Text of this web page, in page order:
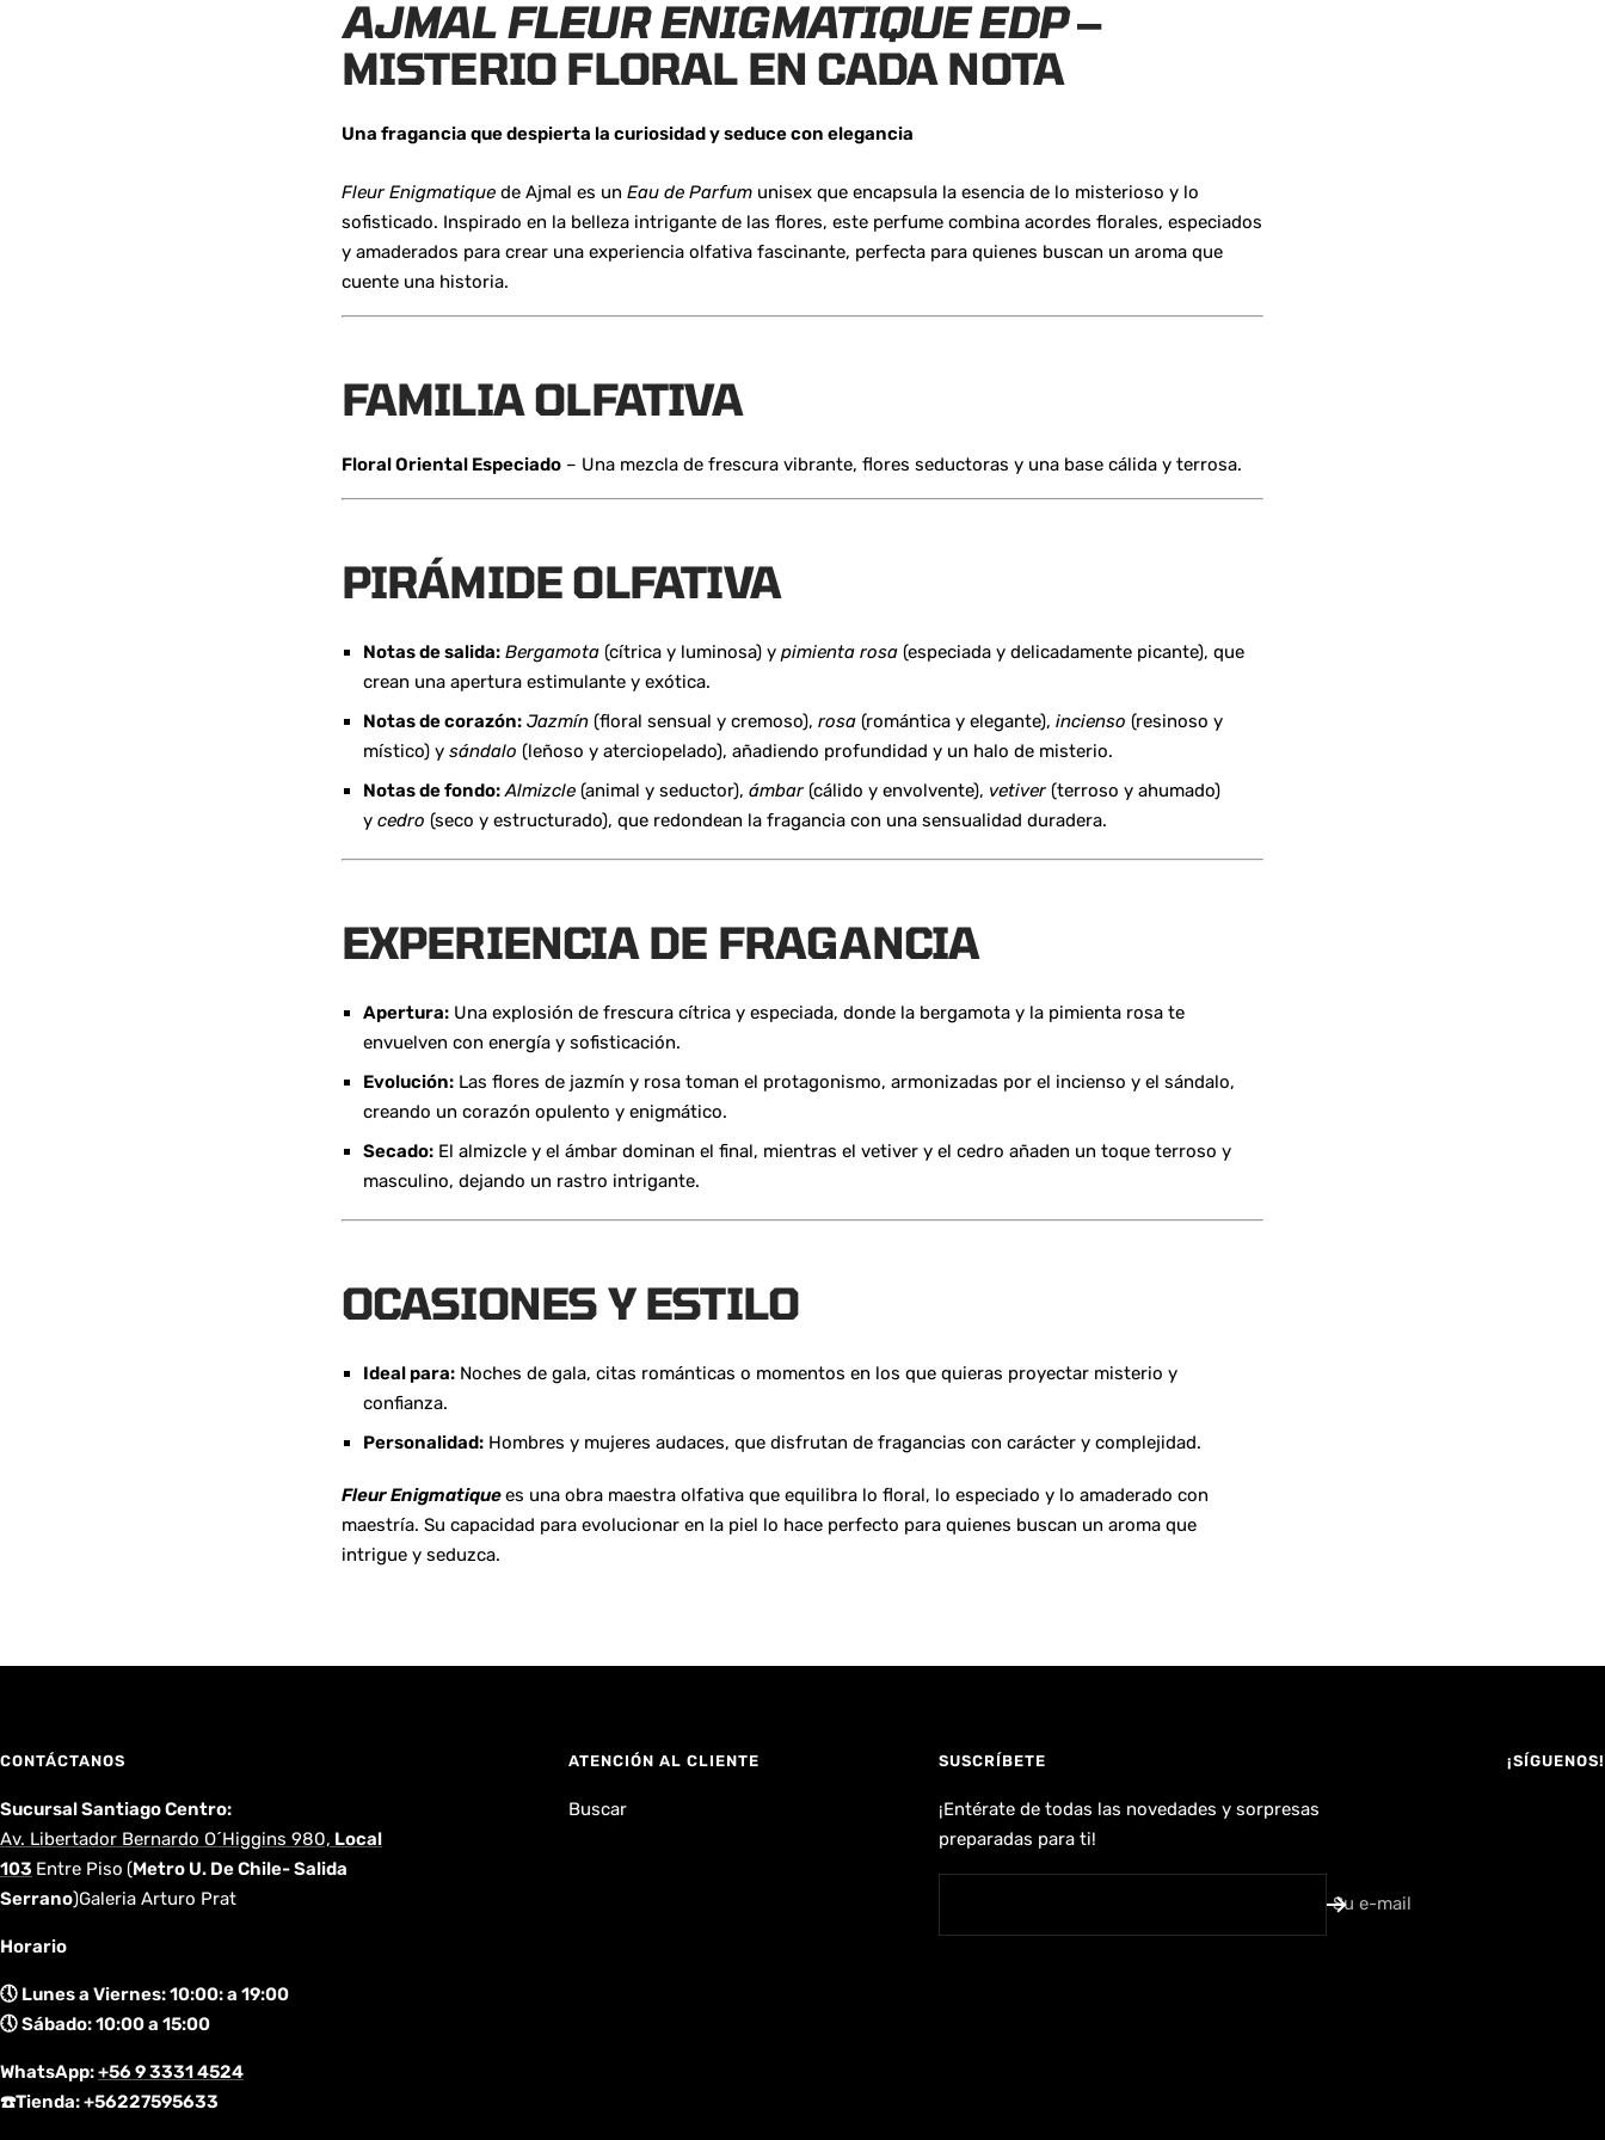
AJMAL FLEUR ENIGMATIQUE EDP –
MISTERIO FLORAL EN CADA NOTA
Una fragancia que despierta la curiosidad y seduce con elegancia
Fleur Enigmatique de Ajmal es un Eau de Parfum unisex que encapsula la esencia de lo misterioso y lo
sofisticado. Inspirado en la belleza intrigante de las flores, este perfume combina acordes florales, especiados
y amaderados para crear una experiencia olfativa fascinante, perfecta para quienes buscan un aroma que
cuente una historia.
FAMILIA OLFATIVA
Floral Oriental Especiado – Una mezcla de frescura vibrante, flores seductoras y una base cálida y terrosa.
PIRÁMIDE OLFATIVA
Notas de salida: Bergamota (cítrica y luminosa) y pimienta rosa (especiada y delicadamente picante), que
crean una apertura estimulante y exótica.
Notas de corazón: Jazmín (floral sensual y cremoso), rosa (romántica y elegante), incienso (resinoso y
místico) y sándalo (leñoso y aterciopelado), añadiendo profundidad y un halo de misterio.
Notas de fondo: Almizcle (animal y seductor), ámbar (cálido y envolvente), vetiver (terroso y ahumado)
y cedro (seco y estructurado), que redondean la fragancia con una sensualidad duradera.
EXPERIENCIA DE FRAGANCIA
Apertura: Una explosión de frescura cítrica y especiada, donde la bergamota y la pimienta rosa te
envuelven con energía y sofisticación.
Evolución: Las flores de jazmín y rosa toman el protagonismo, armonizadas por el incienso y el sándalo,
creando un corazón opulento y enigmático.
Secado: El almizcle y el ámbar dominan el final, mientras el vetiver y el cedro añaden un toque terroso y
masculino, dejando un rastro intrigante.
OCASIONES Y ESTILO
Ideal para: Noches de gala, citas románticas o momentos en los que quieras proyectar misterio y
confianza.
Personalidad: Hombres y mujeres audaces, que disfrutan de fragancias con carácter y complejidad.
Fleur Enigmatiquees una obra maestra olfativa que equilibra lo floral, lo especiado y lo amaderado con
maestría. Su capacidad para evolucionar en la piel lo hace perfecto para quienes buscan un aroma que
intrigue y seduzca.
CONTÁCTANOS
Sucursal Santiago Centro:
Av. Libertador Bernardo O´Higgins 980, Local
103 Entre Piso (Metro U. De Chile- Salida
Serrano)Galeria Arturo Prat
Horario
🕔 Lunes a Viernes: 10:00: a 19:00
🕔 Sábado: 10:00 a 15:00
WhatsApp:+56 9 3331 4524
☎️Tienda: +56227595633
ATENCIÓN AL CLIENTE
Buscar
SUSCRÍBETE
¡Entérate de todas las novedades y sorpresas
preparadas para ti!
Su e-mail
¡SÍGUENOS!